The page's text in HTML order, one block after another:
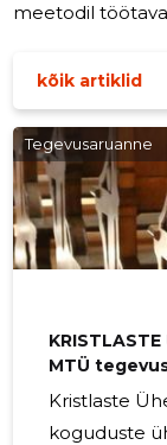
meetodil
korraldamine Ühingu tööd korraldab juhatus, juhatus on
kolmeliikmeline.
kõik artiklid
Tegevusaruanne
KRISTLASTE
MTÜ
Kristlaste
koguduste